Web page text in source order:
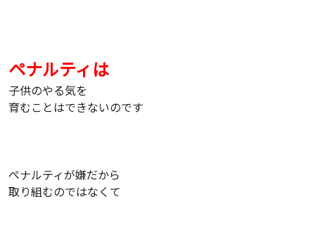
ペナルティは
子供のやる気を
育むことはできないのです
ペナルティが嫌だから
取り組むのではなくて